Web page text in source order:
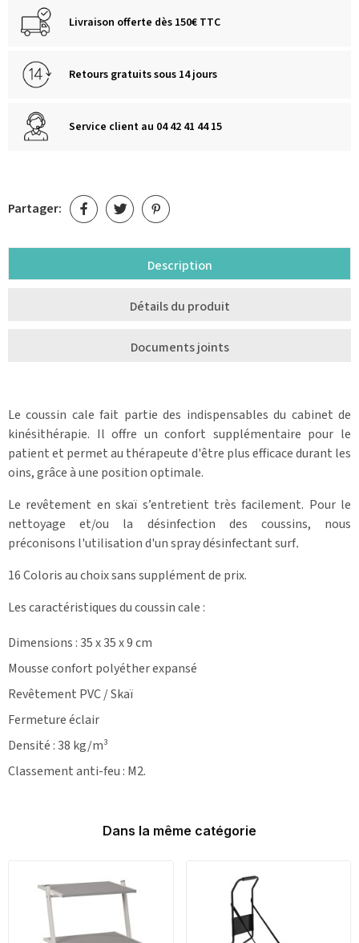
Livraison offerte dès 150€ TTC
Retours gratuits sous 14 jours
Service client au 04 42 41 44 15
Partager:
Description
Détails du produit
Documents joints
Le coussin cale fait partie des indispensables du cabinet de
kinésithérapie. Il offre un confort supplémentaire pour le
patient et permet au thérapeute d'être plus efficace durant les
oins, grâce à une position optimale.
Le revêtement en skaï s’entretient très facilement. Pour le
nettoyage et/ou la désinfection des coussins, nous
préconisons l'utilisation d'un spray désinfectant surf.
16 Coloris au choix sans supplément de prix.
Les caractéristiques du coussin cale :
Dimensions : 35 x 35 x 9 cm
Mousse confort polyéther expansé
Revêtement PVC / Skaï
Fermeture éclair
Densité : 38 kg/m³
Classement anti-feu : M2.
Dans la même catégorie